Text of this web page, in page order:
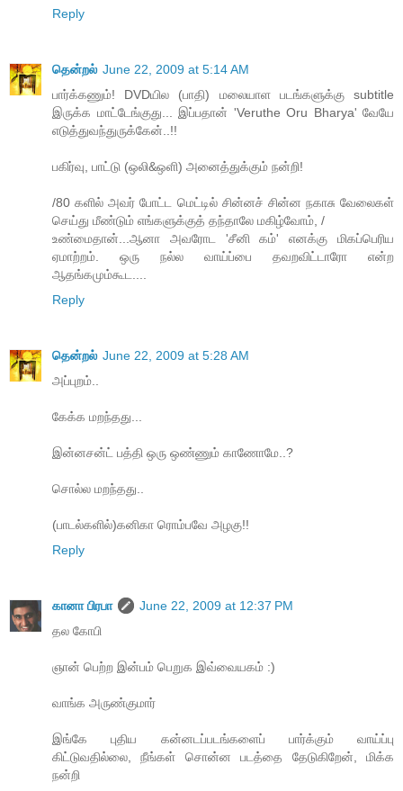
Reply
தென்றல் June 22, 2009 at 5:14 AM
பார்க்கணும்! DVDயில (பாதி) மலையாள படங்களுக்கு subtitle
இருக்க மாட்டேங்குது... இப்பதான் 'Veruthe Oru Bharya' வேயே
எடுத்துவந்துருக்கேன்..!!
பகிர்வு, பாட்டு (ஒலி&ஒளி) அனைத்துக்கும் நன்றி!
/80 களில் அவர் போட்ட மெட்டில் சின்னச் சின்ன நகாசு வேலைகள்
செய்து மீண்டும் எங்களுக்குத் தந்தாலே மகிழ்வோம், /
உண்மைதான்...ஆனா அவரோட 'சீனி கம்' எனக்கு மிகப்பெரிய
ஏமாற்றம். ஒரு நல்ல வாய்ப்பை தவறவிட்டாரோ என்ற
ஆதங்கமும்கூட....
Reply
தென்றல் June 22, 2009 at 5:28 AM
அப்புறம்..
கேக்க மறந்தது...
இன்னசன்ட் பத்தி ஒரு ஒண்ணும் காணோமே..?
சொல்ல மறந்தது..
(பாடல்களில்)கனிகா ரொம்பவே அழகு!!
Reply
கானா பிரபா
June 22, 2009 at 12:37 PM
தல கோபி
ஞான் பெற்ற இன்பம் பெறுக இவ்வையகம் :)
வாங்க அருண்குமார்
இங்கே புதிய கன்னடப்படங்களைப் பார்க்கும் வாய்ப்பு
கிட்டுவதில்லை, நீங்கள் சொன்ன படத்தை தேடுகிறேன், மிக்க
நன்றி